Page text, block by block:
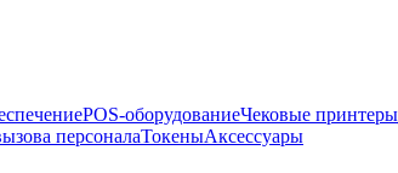
POS-оборудованиеЧековые принтеры
персоналаТокеныАксессуары